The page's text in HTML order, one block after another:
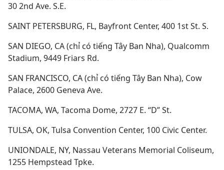
30 2nd Ave. S.E.
SAINT PETERSBURG, FL, Bayfront Center, 400 1st St. S.
SAN DIEGO, CA (chỉ có tiếng Tây Ban Nha), Qualcomm
Stadium, 9449 Friars Rd.
SAN FRANCISCO, CA (chỉ có tiếng Tây Ban Nha), Cow
Palace, 2600 Geneva Ave.
TACOMA, WA, Tacoma Dome, 2727 E. “D” St.
TULSA, OK, Tulsa Convention Center, 100 Civic Center.
UNIONDALE, NY, Nassau Veterans Memorial Coliseum,
1255 Hempstead Tpke.